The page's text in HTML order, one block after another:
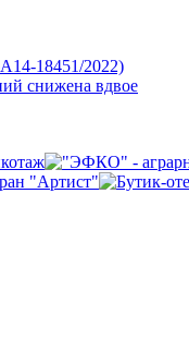
18451/2022)
снижена вдвое